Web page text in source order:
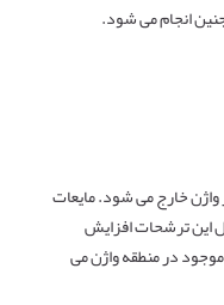
انجام می شود.
خارج می شود. مایعات
این ترشحات افزایش
در منطقه واژن می